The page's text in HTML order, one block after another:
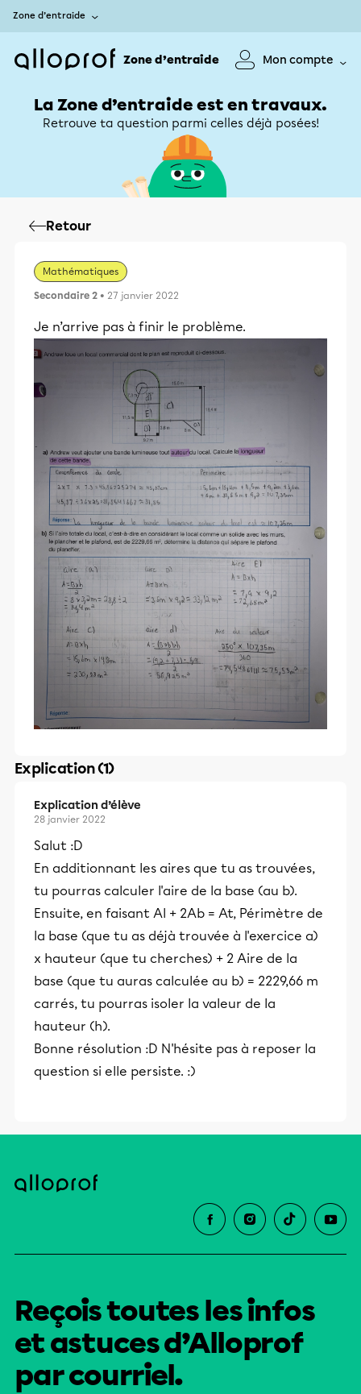
Zone d’entraide
Zone d’entraide Mon compte
La Zone d’entraide est en travaux.
Retrouve ta question parmi celles déjà posées!
Retour
Mathématiques
Secondaire 2 • 27 janvier 2022
Je n’arrive pas à finir le problème.
Explication (1)
Explication d’élève
28 janvier 2022
Salut :D
En additionnant les aires que tu as trouvées,
tu pourras calculer l'aire de la base (au b).
Ensuite, en faisant Al + 2Ab = At, Périmètre de
la base (que tu as déjà trouvée à l'exercice a)
x hauteur (que tu cherches) + 2 Aire de la
base (que tu auras calculée au b) = 2229,66 m
carrés, tu pourras isoler la valeur de la
hauteur (h).
Bonne résolution :D N'hésite pas à reposer la
question si elle persiste. :)
Reçois toutes les infos
et astuces d’Alloprof
par courriel.